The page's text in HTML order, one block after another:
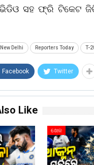
ସହ ଫ୍ରି ଟିକେଟ
New Delhi Reporters Today T-
Facebook Twitter
Like
ଖେଳ